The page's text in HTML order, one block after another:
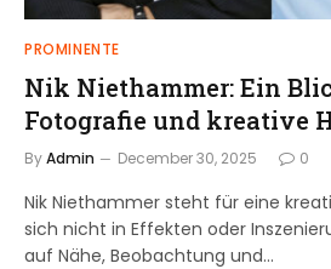
PROMINENTE
Nik Niethammer: Ein
Fotografie und kreative
ByAdmin December 30, 2025 0
Nik Niethammer steht für eine
sich nicht in Effekten oder
auf Nähe, Beobachtung und…